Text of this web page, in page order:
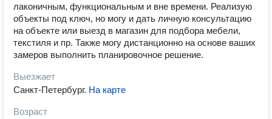
лаконичным, функциональным и вне времени. Реализую
объекты под ключ, но могу и дать личную консультацию
на объекте или выезд в магазин для подбора мебели,
текстиля и пр. Также могу дистанционно на основе ваших
замеров выполнить планировочное решение.
Выезжает
Санкт-Петербург. На карте
Возраст